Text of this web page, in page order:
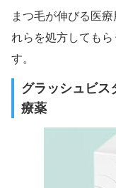
まつ毛が伸びる医
れらを処方しても
す。
グラッシュビス
療薬